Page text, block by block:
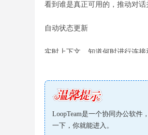
看到谁是真正可用的，推动对话
自动状态更新
实时上下文，知道何时进行连接
关注对话，体验偶然性。
沟通，就像你们并肩作战一样
LoopTeam是一个协同办公软
一下，你就能进入。